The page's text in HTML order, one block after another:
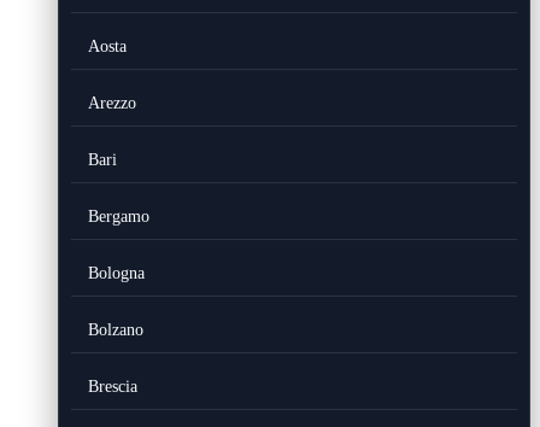
Aosta
Arezzo
Bari
Bergamo
Bologna
Bolzano
Brescia